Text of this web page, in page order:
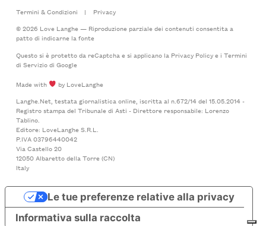
Termini & Condizioni |
Privacy
© 2026 Love Langhe — Riproduzione parziale dei contenuti consentita a
patto di indicarne la fonte
Questo si è protetto da reCaptcha e si applicano la Privacy Policye i Termini
di Serviziodi Google
Made with
by LoveLanghe
Langhe.Net, testata giornalistica online, iscritta al n.672/14 del 15.05.2014 -
Registro stampa del Tribunale di Asti - Direttore responsabile: Lorenzo
Tablino.
Editore: LoveLanghe S.R.L.
P.IVA 03796440042
Via Castello 20
12050 Albaretto della Torre (CN)
Italy
Informativa sulla raccolta
Le tue preferenze relative alla privacy